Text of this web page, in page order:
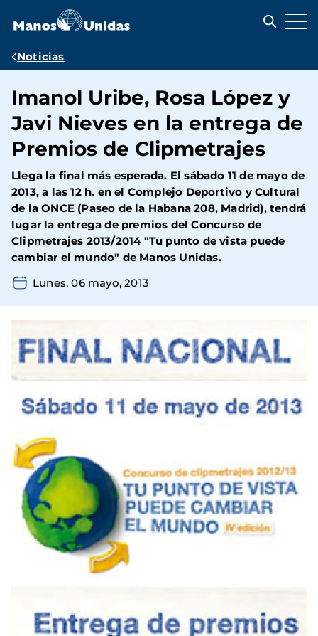
contenido
Ruta
navegación
Noticias
Imanol Uribe, Rosa López y
Javi Nieves en la entrega de
Premios de Clipmetrajes
Llega la final más esperada. El sábado 11 de mayo de
2013, a las 12 h. en el Complejo Deportivo y Cultural
de la ONCE (Paseo de la Habana 208, Madrid), tendrá
lugar la entrega de premios del Concurso de
Clipmetrajes 2013/2014 "Tu punto de vista puede
cambiar el mundo" de Manos Unidas.
Lunes, 06 mayo, 2013